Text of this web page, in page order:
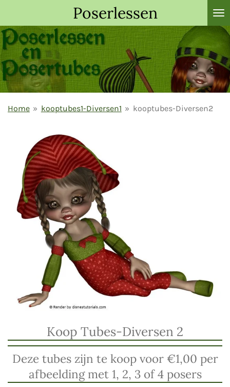
direct
naar
de
hoofdinhoud
Poserlessen
Home » kooptubes1-Diversen1 » kooptubes-Diversen2
Koop Tubes-Diversen 2
Deze tubes zijn te koop voor €1,00 per
afbeelding met 1, 2, 3 of 4 posers